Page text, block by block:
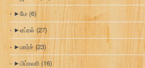
►மே (6)
►ஏப்ரல் (27)
►மார்ச்(23)
►பிப்ரவரி (16)